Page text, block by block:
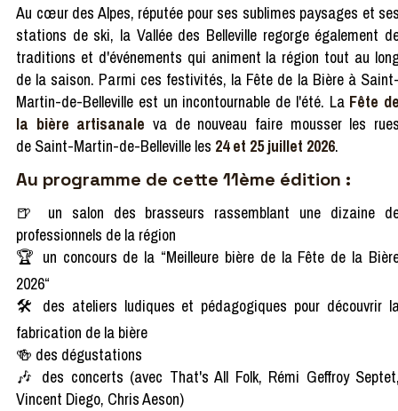
Au cœur des Alpes, réputée pour ses sublimes paysages et
stations de ski, la Vallée des Belleville regorge également
traditions et d'événements qui animent la région tout au
de la saison. Parmi ces festivités, la Fête de la Bière à
Martin-de-Belleville est un incontournable de l'été. LaFête
la bière artisanale va de nouveau faire mousser les
de Saint-Martin-de-Belleville les 24 et 25 juillet 2026.
Au programme de cette 11ème édition :
🍺 un salon des brasseurs rassemblant une dizaine
professionnels de la région
🏆 un concours de la “Meilleure bière de la Fête de la
2026“
🛠️ des ateliers ludiques et pédagogiques pour découvrir
fabrication de la bière
🍻 des dégustations
🎶 des concerts (avec That's All Folk, Rémi Geffroy
Vincent Diego, Chris Aeson)